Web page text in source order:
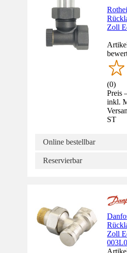
Zoll
(0)
Preis
inkl.
ST
Online bestellbar
Reservierbar
Zoll